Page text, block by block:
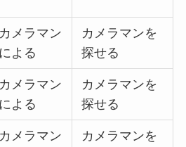
カメラマン
による
カメラマンを
探せる
カメラマン
による
カメラマンを
探せる
カメラマン
カメラマンを